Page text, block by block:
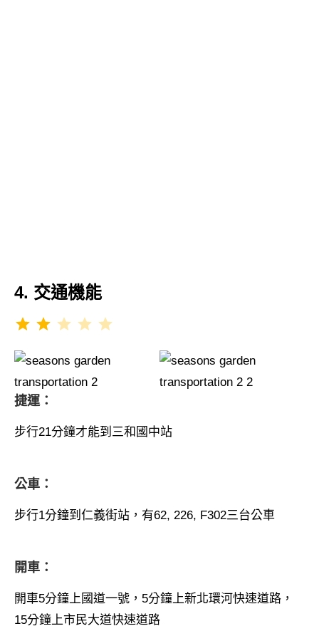
4. 交通機能
⭐⭐
捷運：
步行21分鐘才能到三和國中站
公車：
步行1分鐘到仁義街站，有62, 226, F302三台公車
開車：
開車5分鐘上國道一號，5分鐘上新北環河快速道路，
15分鐘上市民大道快速道路